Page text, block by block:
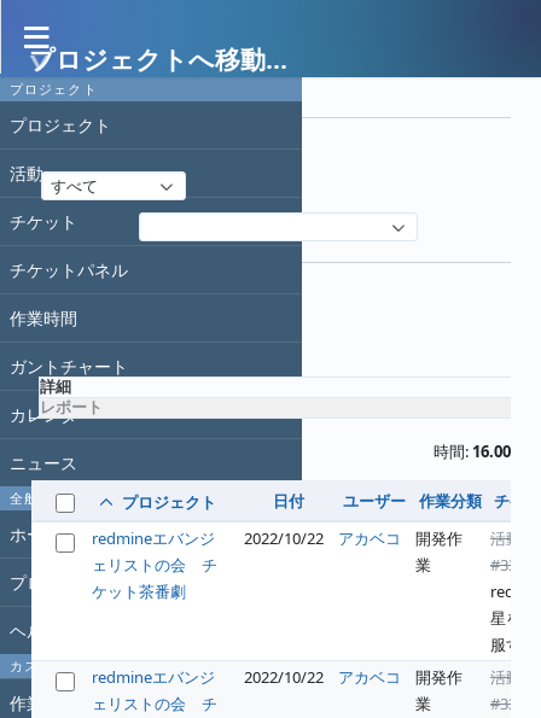
プロジェクト
プロジェクト
活動
チケット
チケットパネル
作業時間
ガントチャート
カレンダー
ニュース
全般
ホーム
プロジェクト
ヘルプ
カスタムクエリ
作業時間
プロジェクトへ移動...
作業時間
フィルタ
すべて
フィルタ追加
オプション
適用
詳細
レポート
時間: 16.00
プロジェクト 日付 ユーザー 作業分類 チケ
redmineエバンジ
ェリストの会 チ
ケット茶番劇
2022/10/22 アカベコ
開発作
業
活動
#331
星を征
服する
redmineエバンジ
ェリストの会 チ
2022/10/22 アカベコ
開発作
業
活動
#331